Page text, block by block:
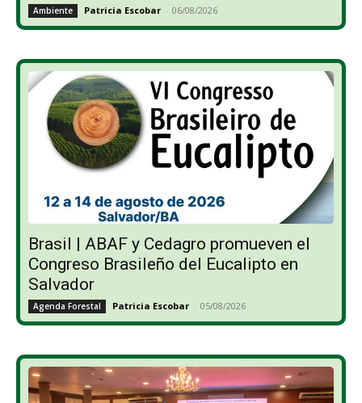
Ambiente Patricia Escobar - 06/08/2026
Brasil | ABAF y Cedagro promueven el
Congreso Brasileño del Eucalipto en
Salvador
Agenda Forestal Patricia Escobar - 05/08/2026